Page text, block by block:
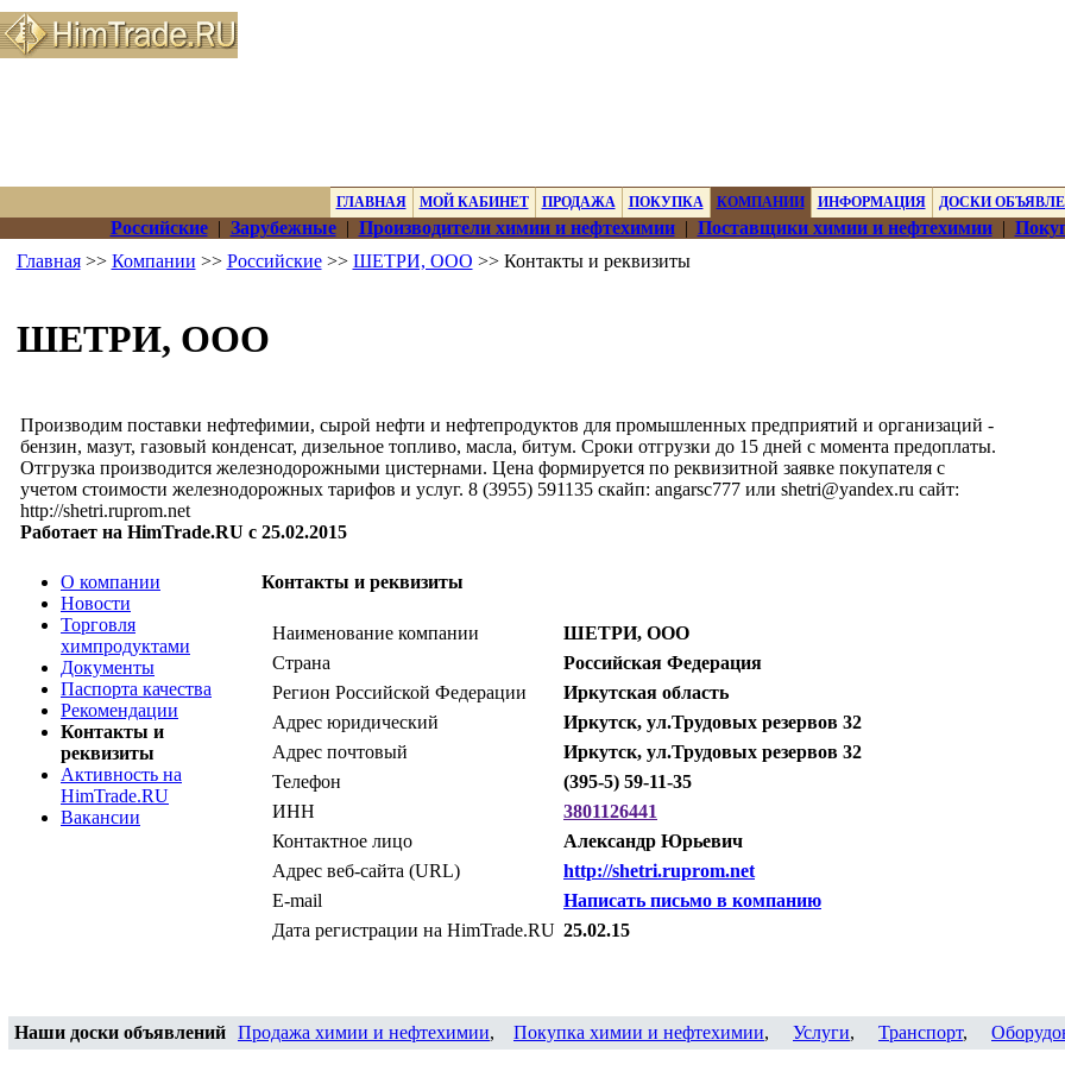
ГЛАВНАЯ МОЙ КАБИНЕТ ПРОДАЖА ПОКУПКА КОМПАНИИ ИНФОРМАЦИЯ ДОСКИ
Российские| Зарубежные| Производители химии и нефтехимии| Поставщики химии и нефтехимии|
Главная>> Компании >> Российские>> ШЕТРИ, ООО >> Контакты и реквизиты
ШЕТРИ, ООО
Производим поставки нефтефимии, сырой нефти и нефтепродуктов для промышленных предприятий и организаций -
бензин, мазут, газовый конденсат, дизельное топливо, масла, битум. Сроки отгрузки до 15 дней с момента предоплаты.
Отгрузка производится железнодорожными цистернами. Цена формируется по реквизитной заявке покупателя с
учетом стоимости железнодорожных тарифов и услуг. 8 (3955) 591135 скайп: angarsc777 или shetri@yandex.ru сайт:
http://shetri.ruprom.net
Работает на HimTrade.RU с 25.02.2015
О компании
Новости
Торговля
химпродуктами
Документы
Паспорта качества
Рекомендации
Контакты и
реквизиты
Активность на
HimTrade.RU
Вакансии
Контакты и реквизиты
Наименование компании
ШЕТРИ, ООО
Страна
Российская Федерация
Регион Российской Федерации
Иркутская область
Адрес юридический
Иркутск, ул.Трудовых резервов 32
Адрес почтовый
Иркутск, ул.Трудовых резервов 32
Телефон
(395-5) 59-11-35
ИНН
3801126441
Контактное лицо
Александр Юрьевич
Адрес веб-сайта (URL)
http://shetri.ruprom.net
E-mail
Написать письмо в компанию
Дата регистрации на HimTrade.RU 25.02.15
Наши доски объявлений Продажа химии и нефтехимии, Покупка химии и нефтехимии, Услуги, Транспорт,